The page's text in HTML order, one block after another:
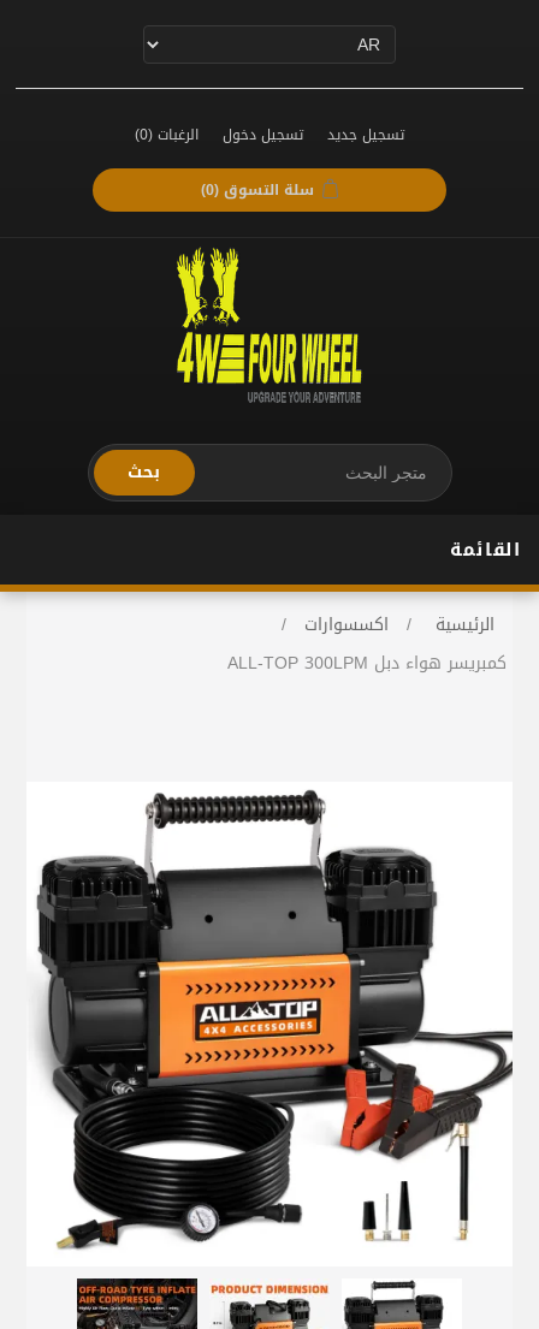
تسجيل جديد تسجيل دخول الرغبات(0)
سلة التسوق(0)
بحث
القائمة
الرئيسية / اكسسوارات
/
كمبريسر هواء دبل ALL-TOP 300LPM